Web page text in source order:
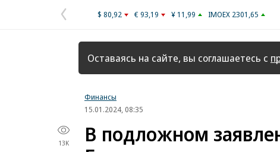
Предыдущая
страница
$ 80,92 € 93,19 ¥ 11,99 IMOEX 2301,65
Оставаясь на сайте, вы соглашаетесь с
Финансы
15.01.2024, 08:35
13K
В подложном